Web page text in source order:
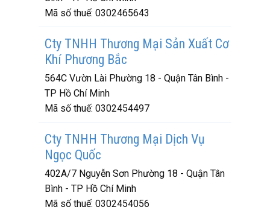
Mã số thuế: 0302465643
Cty TNHH Thương Mại Sản Xuất Cơ
Khí Phương Bắc
564C Vườn Lài Phường 18 - Quận Tân Bình -
TP Hồ Chí Minh
Mã số thuế: 0302454497
Cty TNHH Thương Mại Dịch Vụ
Ngọc Quốc
402A/7 Nguyễn Sơn Phường 18 - Quận Tân
Bình - TP Hồ Chí Minh
Mã số thuế: 0302454056